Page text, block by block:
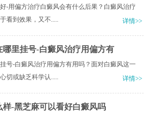
-用偏方治疗白癜风会有什么后果？白癜风治疗
看到效果，又不.....
详情>>
哪里挂号-白癜风治疗用偏方有
号-白癜风治疗用偏方有用吗？面对白癜风这一
切或缺乏科学认.....
详情>>
样-黑芝麻可以看好白癜风吗